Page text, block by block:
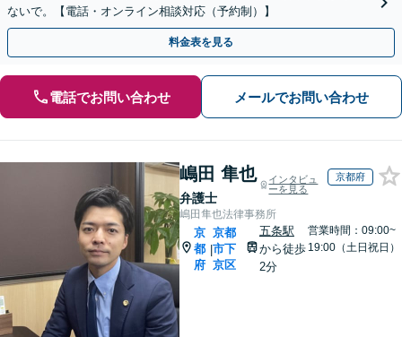
ないで。【電話・オンライン相談対応（予約制）】
料金表を見る
電話でお問い合わせ メールでお問い合わせ
嶋田 隼也
弁護士
インタビュ
ーを見る
京都府
嶋田隼也法律事務所
京
都
府
|
京都
市下
京区
五条駅
から徒歩
2分
営業時間：09:00~
19:00（土日祝日）